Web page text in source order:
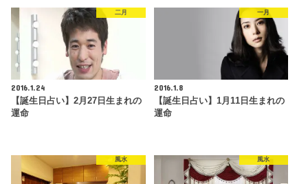
二月
2016.1.24
【誕生日占い】2月27日生まれの
運命
一月
2016.1.8
【誕生日占い】1月11日生まれの
運命
風水 風水